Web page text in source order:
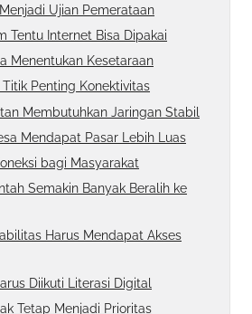
Ujian Pemerataan
Tentu Internet Bisa Dipakai
Menentukan Kesetaraan
Penting Konektivitas
Membutuhkan Jaringan Stabil
Mendapat Pasar Lebih Luas
bagi Masyarakat
Semakin Banyak Beralih ke
Harus Mendapat Akses
Diikuti Literasi Digital
Tetap Menjadi Prioritas